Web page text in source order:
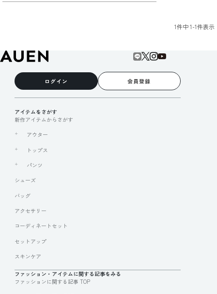
1件中1-1件表示
ログイン 会員登録
アイテムをさがす
新作アイテムからさがす
アウター
トップス
パンツ
シューズ
バッグ
アクセサリー
コーディネートセット
セットアップ
スキンケア
ファッション・アイテムに関する記事をみる
ファッションに関する記事 TOP